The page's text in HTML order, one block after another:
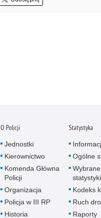
O Policji
Jednostki
Kierownictwo
Komenda Główna
Policji
Organizacja
Policja w III RP
Historia
Statystyka
Ogólne
Wybrane
statystyki
Kodeks
Ruch
Raporty